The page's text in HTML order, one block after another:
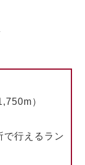
）
で行えるラン